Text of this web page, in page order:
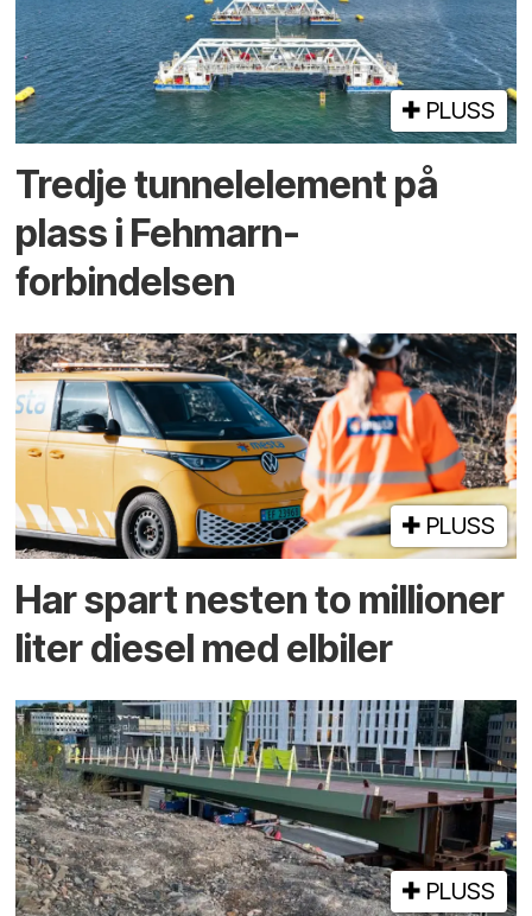
PLUSS
Tredje tunnel­element på
plass i Fehmarn-
forbindelsen
PLUSS
Har spart nesten to millioner
liter diesel med elbiler
PLUSS